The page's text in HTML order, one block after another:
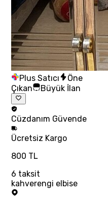
Plus Satıcı
Öne
Çıkan
Büyük İlan
Cüzdanım Güvende
Ücretsiz Kargo
800 TL
6 taksit
kahverengi elbise